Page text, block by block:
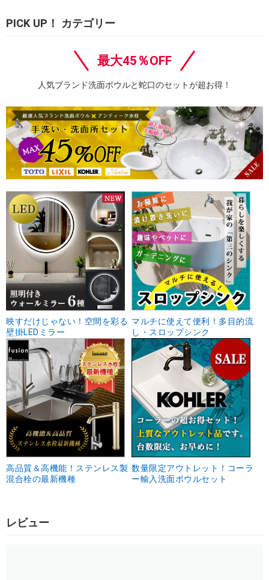
PICK UP！ カテゴリー
最大45％OFF
人気ブランド洗面ボウルと蛇口のセットが超お得！
映すだけじゃない！空間を彩る
壁掛LEDミラー
マルチに使えて便利！多目的流
し・スロップシンク
高品質＆高機能！ステンレス製
混合栓の最新機種
数量限定アウトレット！コーラ
ー輸入洗面ボウルセット
レビュー